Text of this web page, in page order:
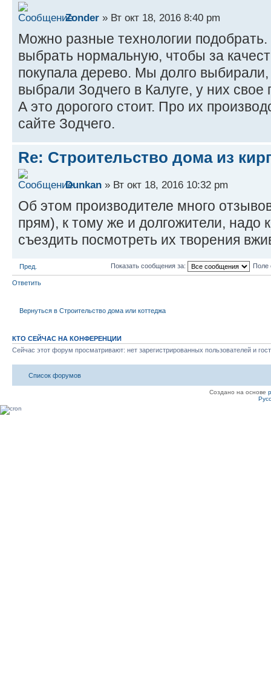
Zonder » Вт окт 18, 2016 8:40 pm
Можно разные технологии
выбрать нормальную, чтобы за
покупала дерево. Мы долго
выбрали Зодчего в Калуге, у них свое
А это дорогого стоит. Про их
сайте Зодчего.
Re: Строительство дома из
Dunkan » Вт окт 18, 2016 10:32 pm
Об этом производителе много
прям), к тому же и долгожители, надо
съездить посмотреть их творения
Пред. Показать сообщения за: Поле
Ответить
Вернуться в Строительство дома или коттеджа
КТО СЕЙЧАС НА КОНФЕРЕНЦИИ
Сейчас этот форум просматривают: нет зарегистрированных пользователей и
Список форумов
Создано на основе